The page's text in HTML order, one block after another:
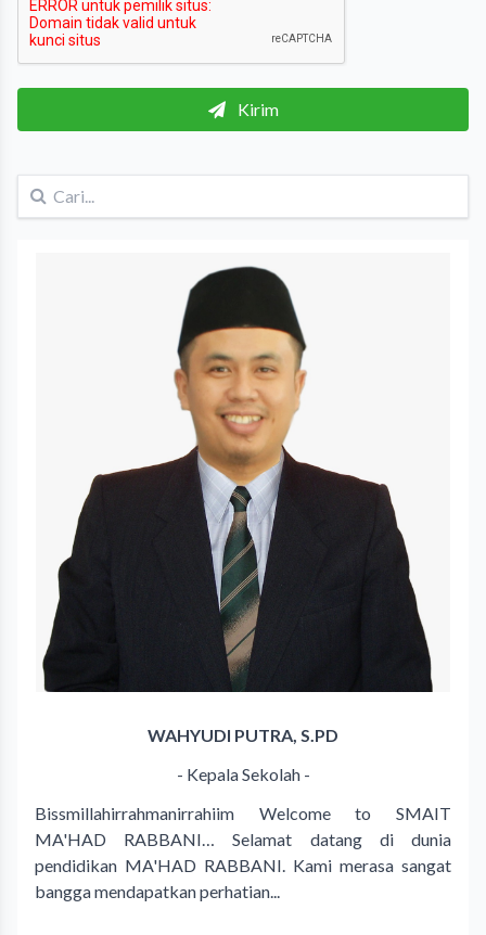
Kirim
WAHYUDI PUTRA, S.PD
- Kepala Sekolah -
Bissmillahirrahmanirrahiim Welcome to SMAIT
MA'HAD RABBANI… Selamat datang di dunia
pendidikan MA'HAD RABBANI. Kami merasa sangat
bangga mendapatkan perhatian...